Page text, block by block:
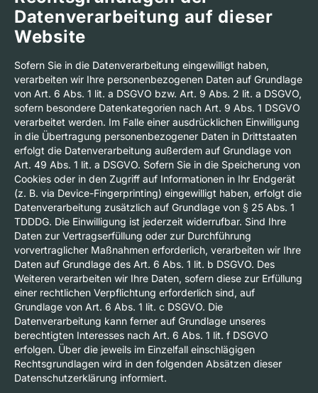
Datenverarbeitung auf dieser
Website
Sofern Sie in die Datenverarbeitung eingewilligt haben,
verarbeiten wir Ihre personenbezogenen Daten auf Grundlage
von Art. 6 Abs. 1 lit. a DSGVO bzw. Art. 9 Abs. 2 lit. a DSGVO,
sofern besondere Datenkategorien nach Art. 9 Abs. 1 DSGVO
verarbeitet werden. Im Falle einer ausdrücklichen Einwilligung
in die Übertragung personenbezogener Daten in Drittstaaten
erfolgt die Datenverarbeitung außerdem auf Grundlage von
Art. 49 Abs. 1 lit. a DSGVO. Sofern Sie in die Speicherung von
Cookies oder in den Zugriff auf Informationen in Ihr Endgerät
(z. B. via Device-Fingerprinting) eingewilligt haben, erfolgt die
Datenverarbeitung zusätzlich auf Grundlage von § 25 Abs. 1
TDDDG. Die Einwilligung ist jederzeit widerrufbar. Sind Ihre
Daten zur Vertragserfüllung oder zur Durchführung
vorvertraglicher Maßnahmen erforderlich, verarbeiten wir Ihre
Daten auf Grundlage des Art. 6 Abs. 1 lit. b DSGVO. Des
Weiteren verarbeiten wir Ihre Daten, sofern diese zur Erfüllung
einer rechtlichen Verpflichtung erforderlich sind, auf
Grundlage von Art. 6 Abs. 1 lit. c DSGVO. Die
Datenverarbeitung kann ferner auf Grundlage unseres
berechtigten Interesses nach Art. 6 Abs. 1 lit. f DSGVO
erfolgen. Über die jeweils im Einzelfall einschlägigen
Rechtsgrundlagen wird in den folgenden Absätzen dieser
Datenschutzerklärung informiert.